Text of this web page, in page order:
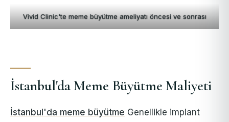
Vivid Clinic'te meme büyütme ameliyatı öncesi ve sonrası
İstanbul'da Meme Büyütme Maliyeti
İstanbul'da meme büyütme Genellikle implant